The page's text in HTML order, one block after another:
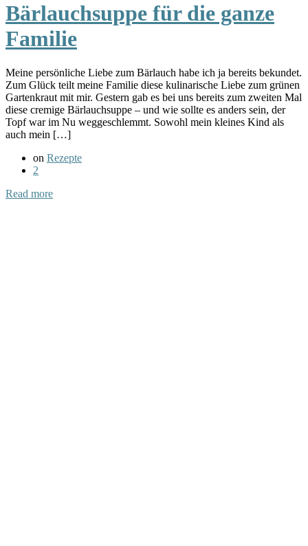
Bärlauchsuppe für die ganze
Familie
Meine persönliche Liebe zum Bärlauch habe ich ja bereits bekundet.
Zum Glück teilt meine Familie diese kulinarische Liebe zum grünen
Gartenkraut mit mir. Gestern gab es bei uns bereits zum zweiten Mal
diese cremige Bärlauchsuppe – und wie sollte es anders sein, der
Topf war im Nu weggeschlemmt. Sowohl mein kleines Kind als
auch mein […]
on Rezepte
2
Read more